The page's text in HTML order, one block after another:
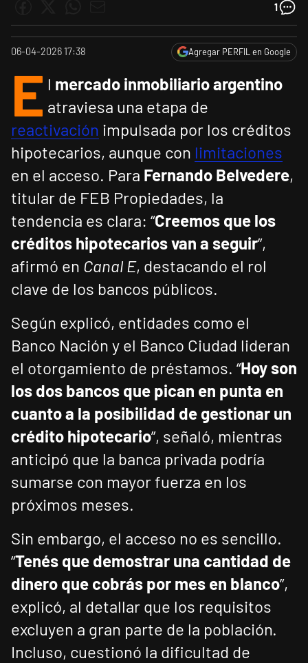
1
06-04-2026 17:38 Agregar PERFIL en Google
E l mercado inmobiliario argentino
atraviesa una etapa de
reactivación impulsada por los créditos
hipotecarios, aunque con limitaciones
en el acceso. Para Fernando Belvedere,
titular de FEB Propiedades, la
tendencia es clara: “Creemos que los
créditos hipotecarios van a seguir”,
afirmó en Canal E, destacando el rol
clave de los bancos públicos.
Según explicó, entidades como el
Banco Nación y el Banco Ciudad lideran
el otorgamiento de préstamos. “Hoy son
los dos bancos que pican en punta en
cuanto a la posibilidad de gestionar un
crédito hipotecario”, señaló, mientras
anticipó que la banca privada podría
sumarse con mayor fuerza en los
próximos meses.
Sin embargo, el acceso no es sencillo.
“Tenés que demostrar una cantidad de
dinero que cobrás por mes en blanco”,
explicó, al detallar que los requisitos
excluyen a gran parte de la población.
Incluso, cuestionó la dificultad de